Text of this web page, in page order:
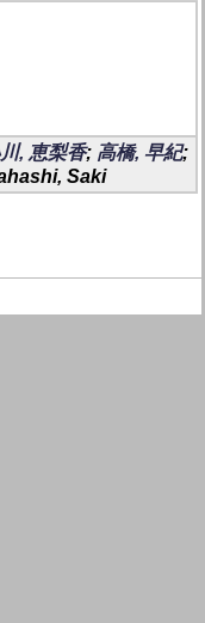
, 恵梨香; 高橋, 早紀;
Saki